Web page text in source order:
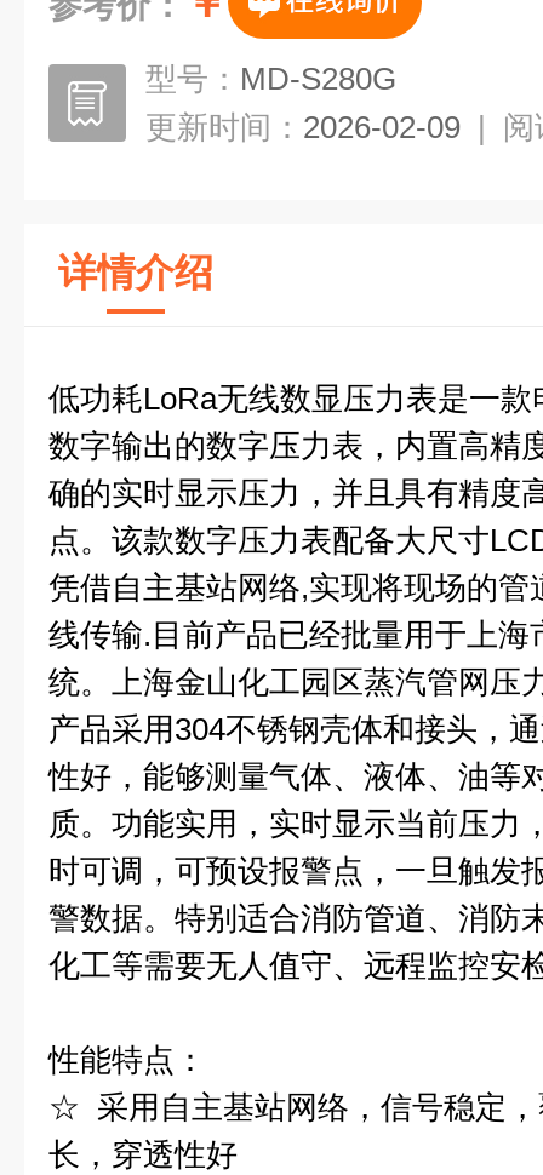
型号： MD-S280G
更新时间： 2026-02-09 | 阅
详情介绍
低功耗LoRa无线数显压力表是一
数字输出的数字压力表，内置高精
确的实时显示压力，并且具有精度
点。该款数字压力表配备大尺寸
凭借自主基站网络,实现将现场的
线传输.目前产品已经批量用于上海
统。上海金山化工园区蒸汽管网压
产品采用304不锈钢壳体和接头，
性好，能够测量气体、液体、油等
质。功能实用，实时显示当前压力
时可调，可预设报警点，一旦触发
警数据。特别适合消防管道、消防
化工等需要无人值守、远程监控安
性能特点：
☆ 采用自主基站网络，信号稳定
长，穿透性好